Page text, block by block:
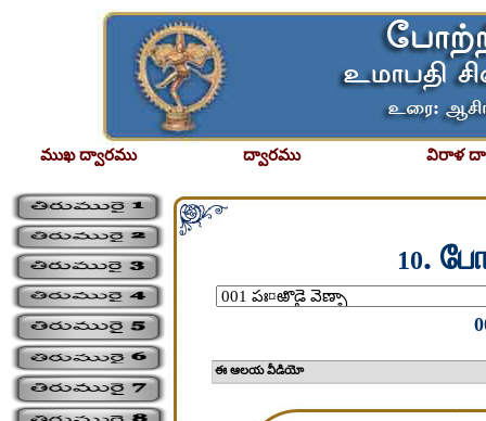
ముఖ ద్వారము ద్వారము విరాళ
10.
ఈ ఆలయ వీడియో